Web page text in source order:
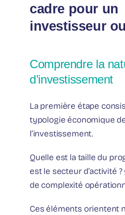
cadre pour un
investisseur
Comprendre la
d’investissement
La première étape
typologie économique
l’investissement.
Quelle est la taille du
est le secteur d’activité
de complexité
Ces éléments orientent